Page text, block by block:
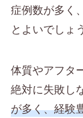
症例数が多く
とよいでしょ
体質やアフタ
絶対に失敗し
が多く、経験